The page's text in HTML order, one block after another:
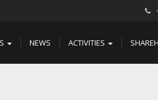
NEWS ACTIVITIES